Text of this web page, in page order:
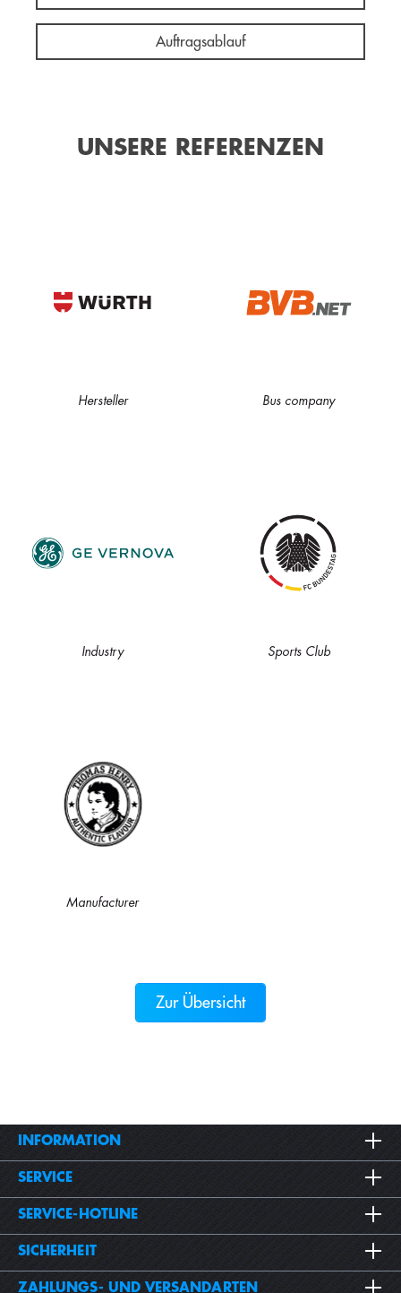
Auftragsablauf
UNSERE REFERENZEN
Hersteller Bus company
Industry Sports Club
Manufacturer
Zur Übersicht
INFORMATION
SERVICE
SERVICE-HOTLINE
SICHERHEIT
ZAHLUNGS- UND VERSANDARTEN